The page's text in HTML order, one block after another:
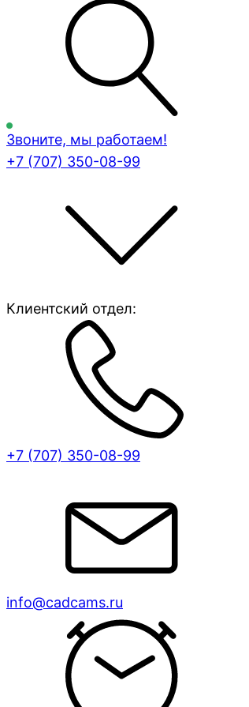
Звоните, мы работаем!
+7 (707) 350-08-99
Клиентский отдел:
+7 (707) 350-08-99
info@cadcams.ru